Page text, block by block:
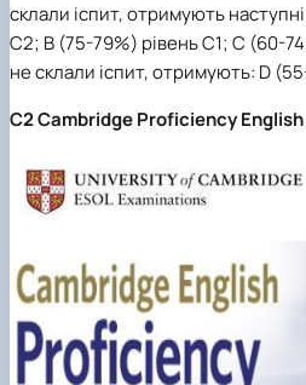
склали іспит, отримують
C2; B (75-79%) рівень С1; C (60-
не склали іспит, отримують: D
C2 Cambridge Proficiency English